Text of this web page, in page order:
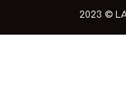
2023 ©